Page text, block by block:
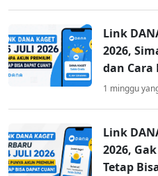
Link
2026,
dan Cara
1 minggu
Link
2026,
Tetap